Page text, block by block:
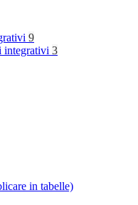
9
integrativi 3
in tabelle)